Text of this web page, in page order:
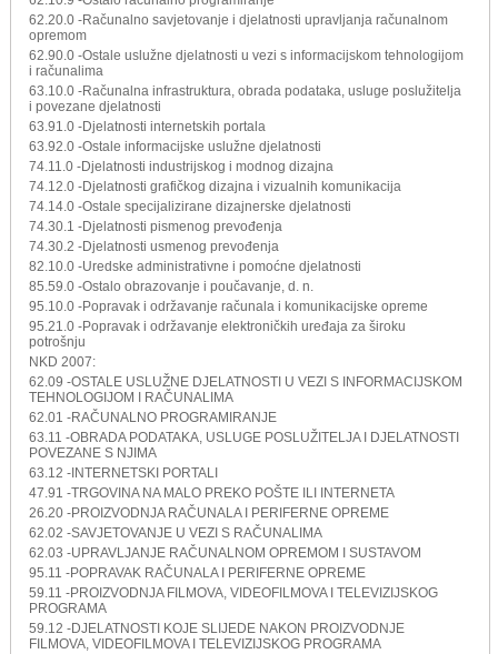
62.20.0 -Računalno savjetovanje i djelatnosti upravljanja računalnom
opremom
62.90.0 -Ostale uslužne djelatnosti u vezi s informacijskom tehnologijom
i računalima
63.10.0 -Računalna infrastruktura, obrada podataka, usluge poslužitelja
i povezane djelatnosti
63.91.0 -Djelatnosti internetskih portala
63.92.0 -Ostale informacijske uslužne djelatnosti
74.11.0 -Djelatnosti industrijskog i modnog dizajna
74.12.0 -Djelatnosti grafičkog dizajna i vizualnih komunikacija
74.14.0 -Ostale specijalizirane dizajnerske djelatnosti
74.30.1 -Djelatnosti pismenog prevođenja
74.30.2 -Djelatnosti usmenog prevođenja
82.10.0 -Uredske administrativne i pomoćne djelatnosti
85.59.0 -Ostalo obrazovanje i poučavanje, d. n.
95.10.0 -Popravak i održavanje računala i komunikacijske opreme
95.21.0 -Popravak i održavanje elektroničkih uređaja za široku
potrošnju
NKD 2007:
62.09 -OSTALE USLUŽNE DJELATNOSTI U VEZI S INFORMACIJSKOM
TEHNOLOGIJOM I RAČUNALIMA
62.01 -RAČUNALNO PROGRAMIRANJE
63.11 -OBRADA PODATAKA, USLUGE POSLUŽITELJA I DJELATNOSTI
POVEZANE S NJIMA
63.12 -INTERNETSKI PORTALI
47.91 -TRGOVINA NA MALO PREKO POŠTE ILI INTERNETA
26.20 -PROIZVODNJA RAČUNALA I PERIFERNE OPREME
62.02 -SAVJETOVANJE U VEZI S RAČUNALIMA
62.03 -UPRAVLJANJE RAČUNALNOM OPREMOM I SUSTAVOM
95.11 -POPRAVAK RAČUNALA I PERIFERNE OPREME
59.11 -PROIZVODNJA FILMOVA, VIDEOFILMOVA I TELEVIZIJSKOG
PROGRAMA
59.12 -DJELATNOSTI KOJE SLIJEDE NAKON PROIZVODNJE
FILMOVA, VIDEOFILMOVA I TELEVIZIJSKOG PROGRAMA